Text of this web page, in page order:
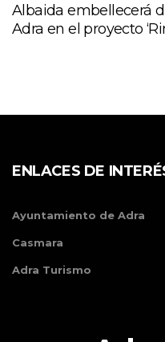
Albaida embellecerá
Adra en el proyecto
ENLACES DE
Ayuntamiento de Adra
Casmara
Adra Turismo